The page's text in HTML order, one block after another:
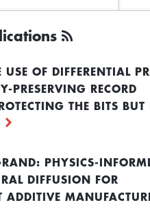
USE OF DIFFERENTIAL
PRESERVING RECORD
THE BITS BUT
PHYSICS-
DIFFUSION FOR
ADDITIVE